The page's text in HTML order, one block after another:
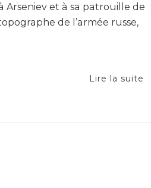
Arseniev et à sa patrouille de
de l’armée russe,
Lire la suite